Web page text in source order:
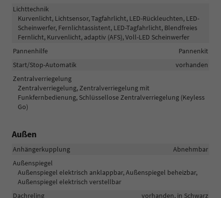
Lichttechnik
Kurvenlicht, Lichtsensor, Tagfahrlicht, LED-Rückleuchten, LED-
Scheinwerfer, Fernlichtassistent, LED-Tagfahrlicht, Blendfreies
Fernlicht, Kurvenlicht, adaptiv (AFS), Voll-LED Scheinwerfer
Pannenhilfe
Pannenkit
Start/Stop-Automatik
vorhanden
Zentralverriegelung
Zentralverriegelung, Zentralverriegelung mit
Funkfernbedienung, Schlüssellose Zentralverriegelung (Keyless
Go)
Außen
Anhängerkupplung
Abnehmbar
Außenspiegel
Außenspiegel elektrisch anklappbar, Außenspiegel beheizbar,
Außenspiegel elektrisch verstellbar
Dachreling
vorhanden, in Schwarz